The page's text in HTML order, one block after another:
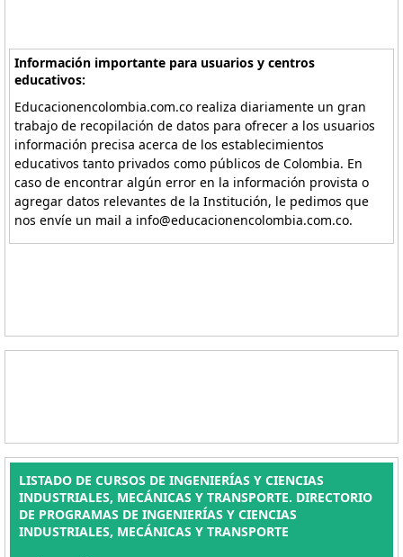
Información importante para usuarios y centros
educativos:
Educacionencolombia.com.co realiza diariamente un gran
trabajo de recopilación de datos para ofrecer a los usuarios
información precisa acerca de los establecimientos
educativos tanto privados como públicos de Colombia. En
caso de encontrar algún error en la información provista o
agregar datos relevantes de la Institución, le pedimos que
nos envíe un mail a info@educacionencolombia.com.co.
LISTADO DE CURSOS DE INGENIERÍAS Y CIENCIAS
INDUSTRIALES, MECÁNICAS Y TRANSPORTE. DIRECTORIO
DE PROGRAMAS DE INGENIERÍAS Y CIENCIAS
INDUSTRIALES, MECÁNICAS Y TRANSPORTE